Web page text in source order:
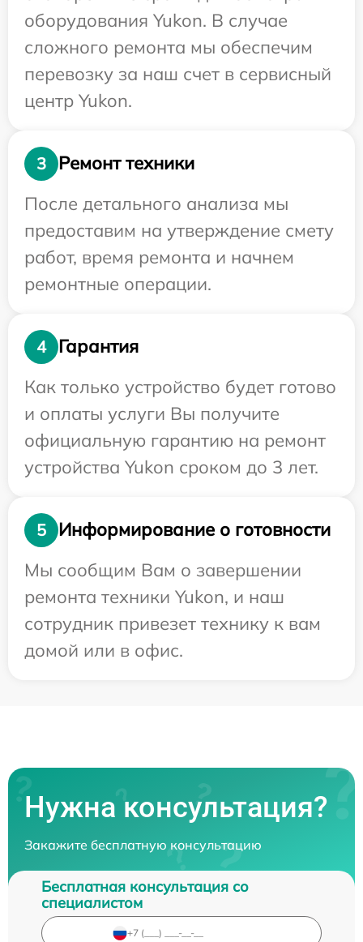
оборудования Yukon. В случае
сложного ремонта мы обеспечим
перевозку за наш счет в сервисный
центр Yukon.
3
Ремонт техники
После детального анализа мы
предоставим на утверждение смету
работ, время ремонта и начнем
ремонтные операции.
4
Гарантия
Как только устройство будет готово
и оплаты услуги Вы получите
официальную гарантию на ремонт
устройства Yukon сроком до 3 лет.
5
Информирование о готовности
Мы сообщим Вам о завершении
ремонта техники Yukon, и наш
сотрудник привезет технику к вам
домой или в офис.
Нужна консультация?
Закажите бесплатную консультацию
Бесплатная консультация со
специалистом